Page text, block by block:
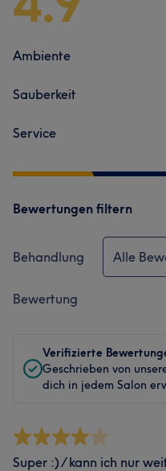
Ambiente
Sauberkeit
Service
Bewertungen filtern
Behandlung Alle
Bewertung
Verifizierte
Geschrieben von
dich in jedem Salon
Super :) / kann ich nur